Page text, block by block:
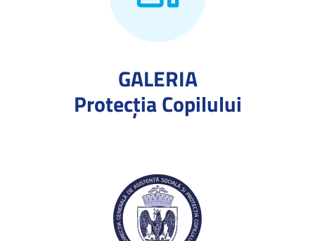
GALERIA
Protecţia Copilului